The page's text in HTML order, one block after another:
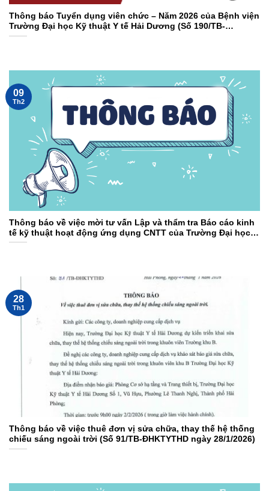
Thông báo Tuyển dụng viên chức – Năm 2026 của Bệnh viện
Trường Đại học Kỹ thuật Y tế Hải Dương (Số 190/TB-
BVĐHKTYTHD ngày 03/02/2026)
Thông báo về việc mời tư vấn Lập và thẩm tra Báo cáo kinh
tế kỹ thuật hoạt động ứng dụng CNTT của Trường Đại học
Kỹ thuật Y tế Hải Dương ( số 117 ngày 09/02/2026)
09
Th2
Thông báo về việc thuê đơn vị sửa chữa, thay thế hệ thống
chiếu sáng ngoài trời (Số 91/TB-ĐHKTYTHD ngày 28/1/2026)
28
Th1